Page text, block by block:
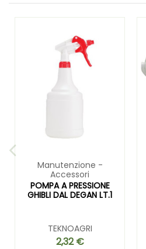
Manutenzione -
Accessori
POMPA A PRESSIONE
GHIBLI DAL DEGAN LT.1
TEKNOAGRI
2,32 €